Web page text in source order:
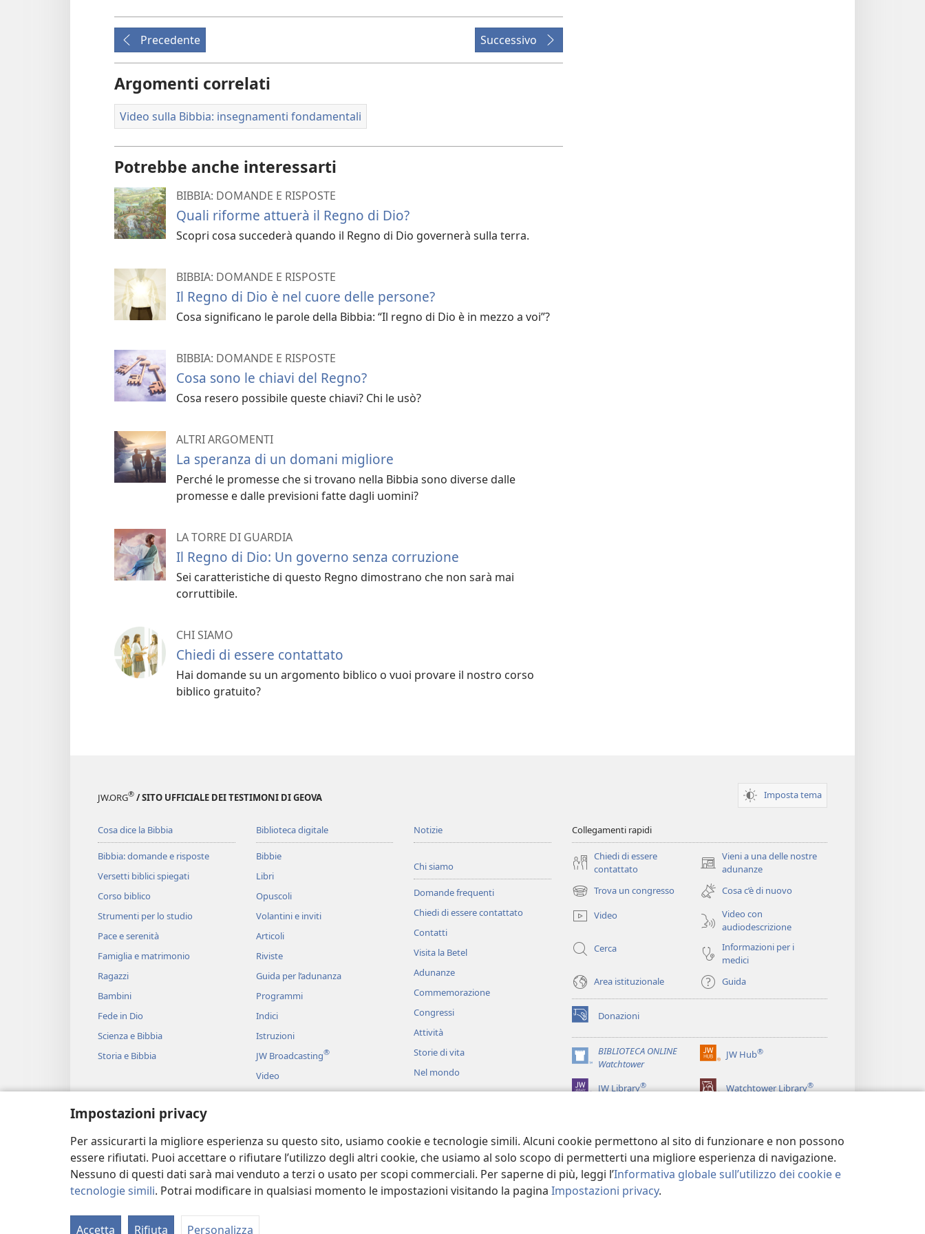
Impostazioni privacy
Per assicurarti la migliore esperienza su questo sito, usiamo cookie e tecnologie simili. Alcuni cookie permettono al sito di funzionare e non possono
essere rifiutati. Puoi accettare o rifiutare l’utilizzo degli altri cookie, che usiamo al solo scopo di permetterti una migliore esperienza di navigazione.
Nessuno di questi dati sarà mai venduto a terzi o usato per scopi commerciali. Per saperne di più, leggi l’Informativa globale sull’utilizzo dei cookie e
tecnologie simili. Potrai modificare in qualsiasi momento le impostazioni visitando la pagina Impostazioni privacy.
Accetta Rifiuta Personalizza
download
dei
video
Precedente Successivo
Argomenti correlati
Video sulla Bibbia: insegnamenti fondamentali
Potrebbe anche interessarti
BIBBIA: DOMANDE E RISPOSTE
Quali riforme attuerà il Regno di Dio?
Scopri cosa succederà quando il Regno di Dio governerà sulla terra.
BIBBIA: DOMANDE E RISPOSTE
Il Regno di Dio è nel cuore delle persone?
Cosa significano le parole della Bibbia: “Il regno di Dio è in mezzo a voi”?
BIBBIA: DOMANDE E RISPOSTE
Cosa sono le chiavi del Regno?
Cosa resero possibile queste chiavi? Chi le usò?
ALTRI ARGOMENTI
La speranza di un domani migliore
Perché le promesse che si trovano nella Bibbia sono diverse dalle
promesse e dalle previsioni fatte dagli uomini?
LA TORRE DI GUARDIA
Il Regno di Dio: Un governo senza corruzione
Sei caratteristiche di questo Regno dimostrano che non sarà mai
corruttibile.
CHI SIAMO
Chiedi di essere contattato
Hai domande su un argomento biblico o vuoi provare il nostro corso
biblico gratuito?
JW.ORG® / SITO UFFICIALE DEI TESTIMONI DI GEOVA Imposta tema
Cosa dice la Bibbia
Bibbia: domande e risposte
Versetti biblici spiegati
Corso biblico
Strumenti per lo studio
Pace e serenità
Famiglia e matrimonio
Ragazzi
Bambini
Fede in Dio
Scienza e Bibbia
Storia e Bibbia
Biblioteca digitale
Bibbie
Libri
Opuscoli
Volantini e inviti
Articoli
Riviste
Guida per l’adunanza
Programmi
Indici
Istruzioni
JW Broadcasting®
Video
Musica
Brani biblici recitati
Notizie
Chi siamo
Domande frequenti
Chiedi di essere contattato
Contatti
Visita la Betel
Adunanze
Commemorazione
Congressi
Attività
Storie di vita
Nel mondo
Collegamenti rapidi
Chiedi di essere
contattato
Vieni a una delle nostre
adunanze
(apre
una
nuova
finestra)
Trova un congresso
(apre
una
nuova
Cosa c’è di nuovo
Video
Video con
audiodescrizione
Cerca
Informazioni per i
medici
Area istituzionale
Guida
Donazioni
(apre
una
nuova
finestra)
BIBLIOTECA ONLINE
Watchtower
(apre
una
nuova
JW Hub®
(apre
nuova
JW Library® Watchtower Library®
Copyright© 2026 Watch Tower Bible and Tract Society of Pennsylvania. CONDIZIONI D’USO| INFORMATIVA SULLA PRIVACY